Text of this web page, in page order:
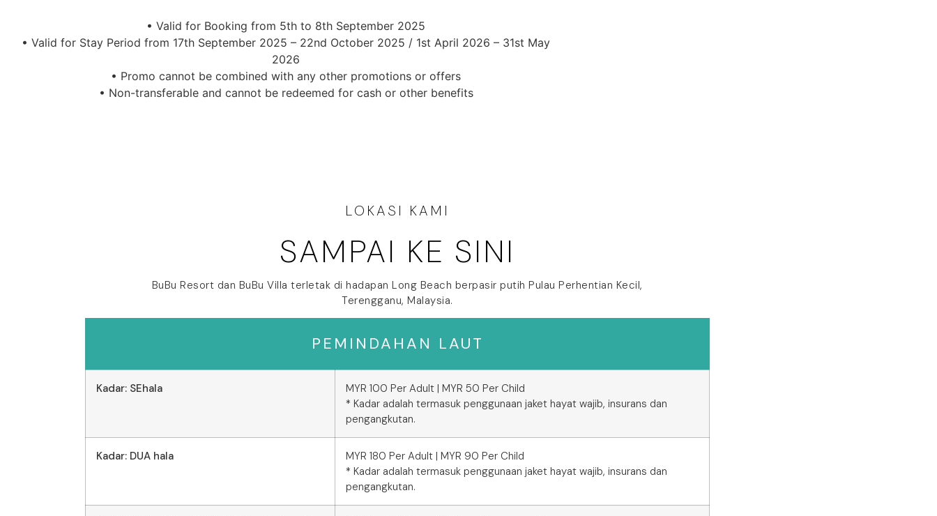
• Valid for Booking from 5th to 8th September 2025
• Valid for Stay Period from 17th September 2025 – 22nd October 2025 / 1st April 2026 – 31st May
2026
• Promo cannot be combined with any other promotions or offers
• Non-transferable and cannot be redeemed for cash or other benefits
LOKASI KAMI
SAMPAI KE SINI
BuBu Resort dan BuBu Villa terletak di hadapan Long Beach berpasir putih Pulau Perhentian Kecil,
Terengganu, Malaysia.
PEMINDAHAN LAUT
Kadar: SEhala
MYR 100 Per Adult | MYR 50 Per Child
* Kadar adalah termasuk penggunaan jaket hayat wajib, insurans dan
pengangkutan.
Kadar: DUA hala
MYR 180 Per Adult | MYR 90 Per Child
* Kadar adalah termasuk penggunaan jaket hayat wajib, insurans dan
pengangkutan.